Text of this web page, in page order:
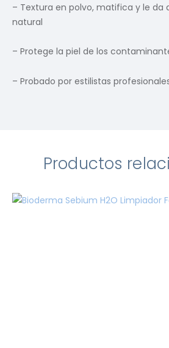
– Textura en polvo, matifica y le da
natural
– Protege la piel de los
– Probado por estilistas
Productos